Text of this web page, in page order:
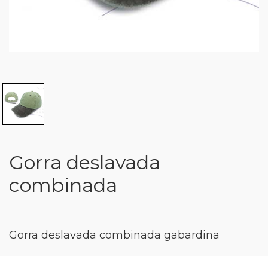
Gorra deslavada
combinada
Gorra deslavada combinada gabardina